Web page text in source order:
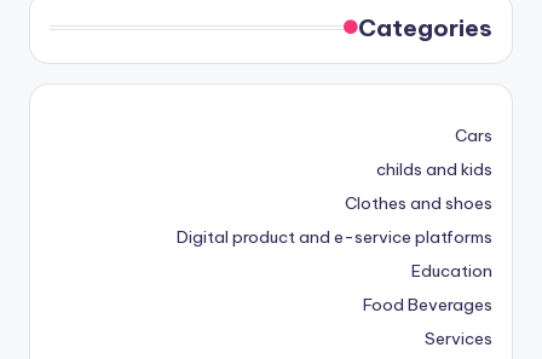
Categories
Cars
childs and kids
Clothes and shoes
Digital product and e-service platforms
Education
Food Beverages
Services